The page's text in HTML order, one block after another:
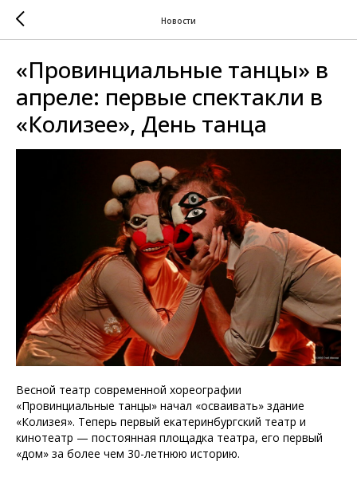
Новости
«Провинциальные танцы» в
апреле: первые спектакли в
«Колизее», День танца
Весной театр современной хореографии
«Провинциальные танцы» начал «осваивать» здание
«Колизея». Теперь первый екатеринбургский театр и
кинотеатр — постоянная площадка театра, его первый
«дом» за более чем 30-летнюю историю.